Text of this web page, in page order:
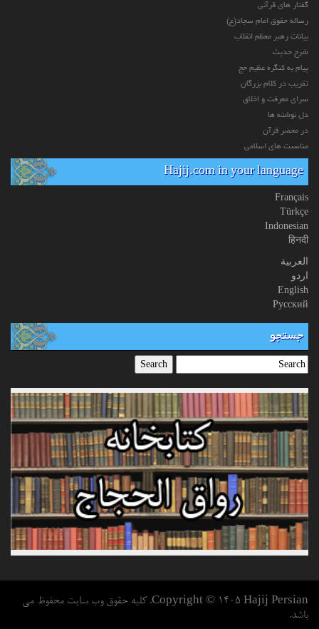
گفتار های قرآنی
رساله حقوق امام سجاد(ع)
بیانات رهبر معظم انقلاب
شرح حدیث
پیام به کنگره عظیم حج
تقریب در کلام بزرگان
سرای معرفت و اخلاق
دل نوشته ها
در محضر قرآن
مناسبت های اسلامی
Hajij.com in your language
Français
Türkçe
Indonesian
हिनदी
العربیة
اردو
English
Русский
جستجو
Copyright © 1405 Hajij Persian. کلیه حقوق وب سایت محفوظ می
باشد.